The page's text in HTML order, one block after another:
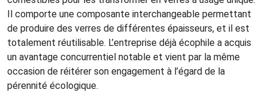
Il comporte une composante interchangeable permettant
de produire des verres de différentes épaisseurs, et il est
totalement réutilisable. L’entreprise déjà écophile a acquis
un avantage concurrentiel notable et vient par la même
occasion de réitérer son engagement à l’égard de la
pérennité écologique.